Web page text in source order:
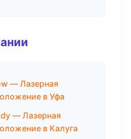
— Лазерная
в Уфа
— Лазерная
в Калуга